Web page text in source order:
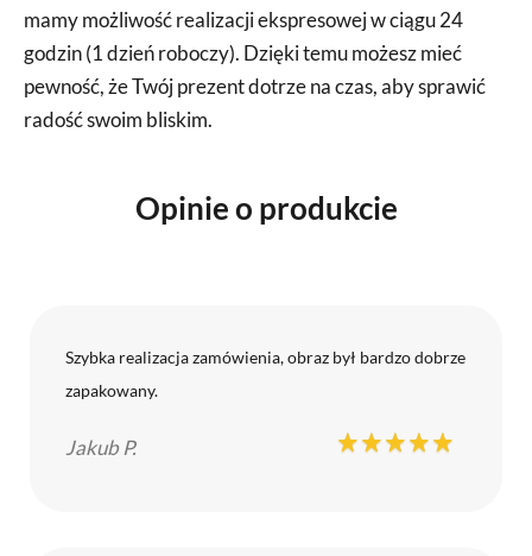
mamy możliwość realizacji ekspresowej w ciągu 24
godzin (1 dzień roboczy). Dzięki temu możesz mieć
pewność, że Twój prezent dotrze na czas, aby sprawić
radość swoim bliskim.
Opinie o produkcie
Szybka realizacja zamówienia, obraz był bardzo dobrze
zapakowany.
Jakub P.